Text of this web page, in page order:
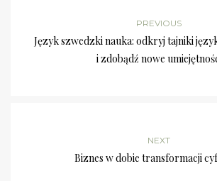
PREVIOUS
Język szwedzki nauka: odkryj tajniki
i zdobądź nowe
NEXT
Biznes w dobie transformacji